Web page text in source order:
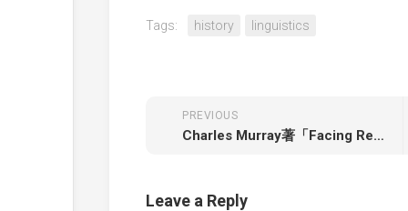
Tags: history linguistics
PREVIOUS
Charles Murray著「Facing Reality: Two Truths about Race in America」
Leave a Reply